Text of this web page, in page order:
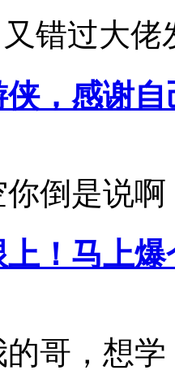
错过大佬
，感谢自
倒是说啊
上！马上爆
哥，想